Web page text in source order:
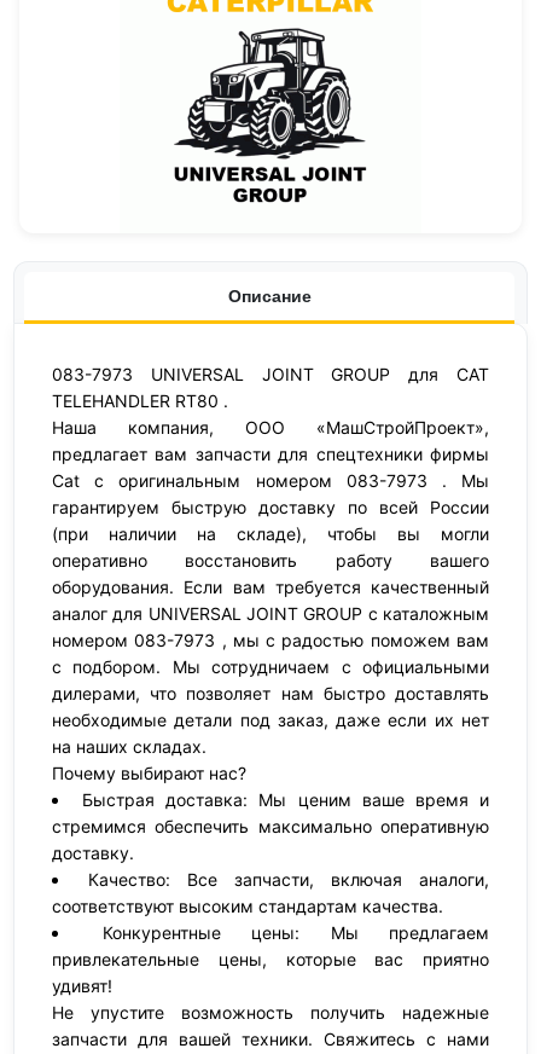
Описание
083-7973 UNIVERSAL JOINT GROUP для CAT
TELEHANDLER RT80 .
Наша компания, ООО «МашСтройПроект»,
предлагает вам запчасти для спецтехники фирмы
Cat с оригинальным номером 083-7973 . Мы
гарантируем быструю доставку по всей России
(при наличии на складе), чтобы вы могли
оперативно восстановить работу вашего
оборудования. Если вам требуется качественный
аналог для UNIVERSAL JOINT GROUP с каталожным
номером 083-7973 , мы с радостью поможем вам
с подбором. Мы сотрудничаем с официальными
дилерами, что позволяет нам быстро доставлять
необходимые детали под заказ, даже если их нет
на наших складах.
Почему выбирают нас?
Быстрая доставка: Мы ценим ваше время и
стремимся обеспечить максимально оперативную
доставку.
Качество: Все запчасти, включая аналоги,
соответствуют высоким стандартам качества.
Конкурентные цены: Мы предлагаем
привлекательные цены, которые вас приятно
удивят!
Не упустите возможность получить надежные
запчасти для вашей техники. Свяжитесь с нами